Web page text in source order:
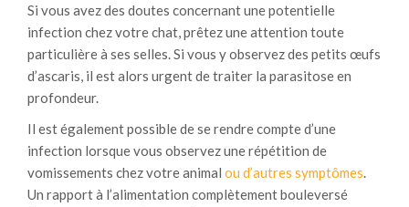
Si vous avez des doutes concernant une potentielle
infection chez votre chat, prêtez une attention toute
particulière à ses selles. Si vous y observez des petits œufs
d’ascaris, il est alors urgent de traiter la parasitose en
profondeur.
Il est également possible de se rendre compte d’une
infection lorsque vous observez une répétition de
vomissements chez votre animal ou d’autres symptômes.
Un rapport à l’alimentation complètement bouleversé